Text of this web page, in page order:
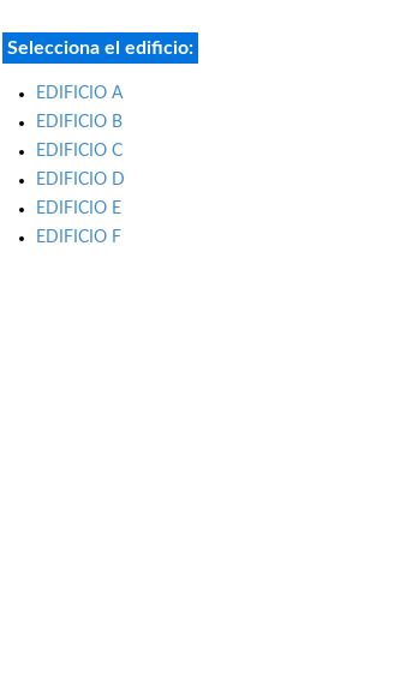
Selecciona el edificio:
EDIFICIO A
EDIFICIO B
EDIFICIO C
EDIFICIO D
EDIFICIO E
EDIFICIO F